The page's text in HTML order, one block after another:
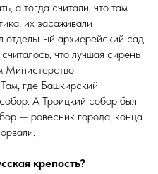
а тогда считали, что там
их засаживали
архиерейский сад
что лучшая сирень
Министерство
где Башкирский
А Троицкий собор был
— ровесник города, конца
крепость?